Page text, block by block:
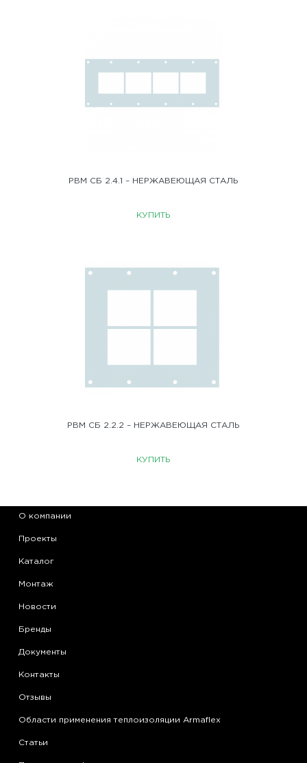
РВМ СБ 2.4.1 – НЕРЖАВЕЮЩАЯ СТАЛЬ
КУПИТЬ
РВМ СБ 2.2.2 – НЕРЖАВЕЮЩАЯ СТАЛЬ
КУПИТЬ
О компании
Проекты
Каталог
Монтаж
Новости
Бренды
Документы
Контакты
Отзывы
Области применения теплоизоляции Armaflex
Статьи